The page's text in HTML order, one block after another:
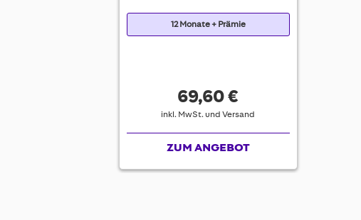
12 Monate + Prämie
69,60 €
inkl. MwSt. und Versand
ZUM ANGEBOT